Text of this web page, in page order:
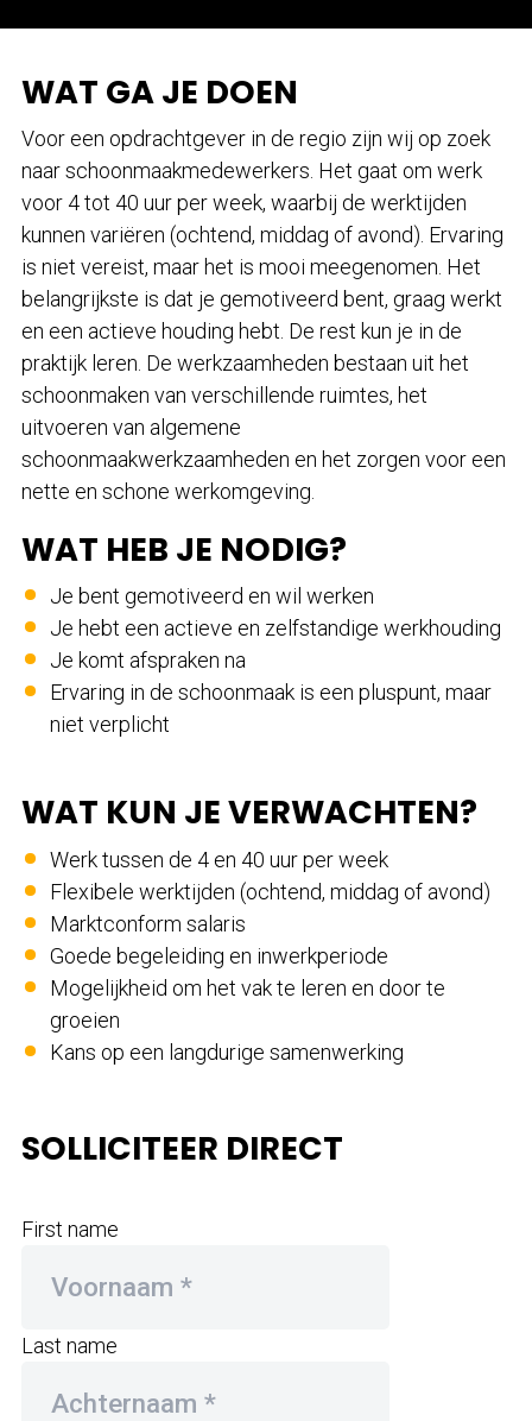
WAT GA JE DOEN
Voor een opdrachtgever in de regio zijn wij op zoek
naar schoonmaakmedewerkers. Het gaat om werk
voor 4 tot 40 uur per week, waarbij de werktijden
kunnen variëren (ochtend, middag of avond). Ervaring
is niet vereist, maar het is mooi meegenomen. Het
belangrijkste is dat je gemotiveerd bent, graag werkt
en een actieve houding hebt. De rest kun je in de
praktijk leren. De werkzaamheden bestaan uit het
schoonmaken van verschillende ruimtes, het
uitvoeren van algemene
schoonmaakwerkzaamheden en het zorgen voor een
nette en schone werkomgeving.
WAT HEB JE NODIG?
Je bent gemotiveerd en wil werken
Je hebt een actieve en zelfstandige werkhouding
Je komt afspraken na
Ervaring in de schoonmaak is een pluspunt, maar
niet verplicht
WAT KUN JE VERWACHTEN?
Werk tussen de 4 en 40 uur per week
Flexibele werktijden (ochtend, middag of avond)
Marktconform salaris
Goede begeleiding en inwerkperiode
Mogelijkheid om het vak te leren en door te
groeien
Kans op een langdurige samenwerking
SOLLICITEER DIRECT
First name
Last name